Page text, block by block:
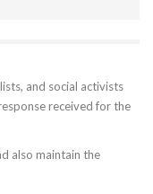
and social activists
received for the
also maintain the